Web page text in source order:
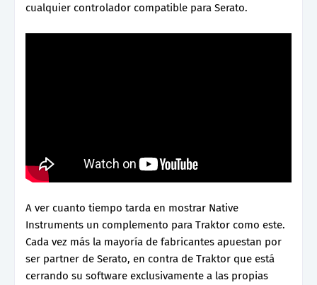
cualquier controlador compatible para Serato.
A ver cuanto tiempo tarda en mostrar Native
Instruments un complemento para Traktor como este.
Cada vez más la mayoría de fabricantes apuestan por
ser partner de Serato, en contra de Traktor que está
cerrando su software exclusivamente a las propias